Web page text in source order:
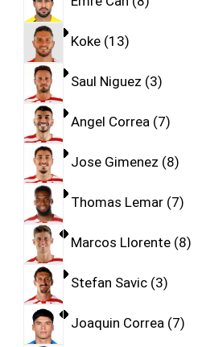
Koke 13
Saul Niguez 3
Angel Correa 7
Jose Gimenez 8
Thomas Lemar 7
Marcos Llorente 8
Stefan Savic 3
Joaquin Correa 7